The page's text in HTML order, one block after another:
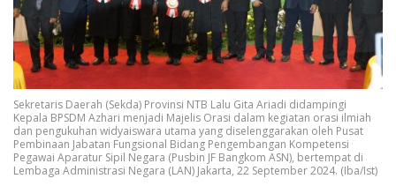
Sekretaris Daerah (Sekda) Provinsi NTB Lalu Gita Ariadi didampingi
Kepala BPSDM Azhari menjadi Majelis Orasi dalam kegiatan orasi ilmiah
dan pengukuhan widyaiswara utama yang diselenggarakan oleh Pusat
Pembinaan Jabatan Fungsional Bidang Pengembangan Kompetensi
Pegawai Aparatur Sipil Negara (Pusbin JF Bangkom ASN), bertempat di
Lembaga Administrasi Negara (LAN) Jakarta, 22 September 2024. (Iba/Ist)